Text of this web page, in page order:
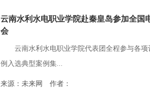
云南水利水电职业学院赴秦皇岛参加全国
会
云南水利水电职业学院代表团全程参与各
例入选典型案例集...
来源：未来网 作者：